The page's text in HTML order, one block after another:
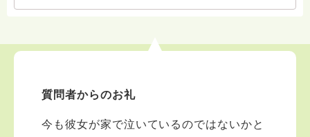
いて、あなたに向き合っています。 ですので、過去の
いします。 ※個別相談は、hasunohaオンライン相談よ
ください。 法務を優先させてください。
質問者からのお礼
今も彼女が家で泣いているのではないかと